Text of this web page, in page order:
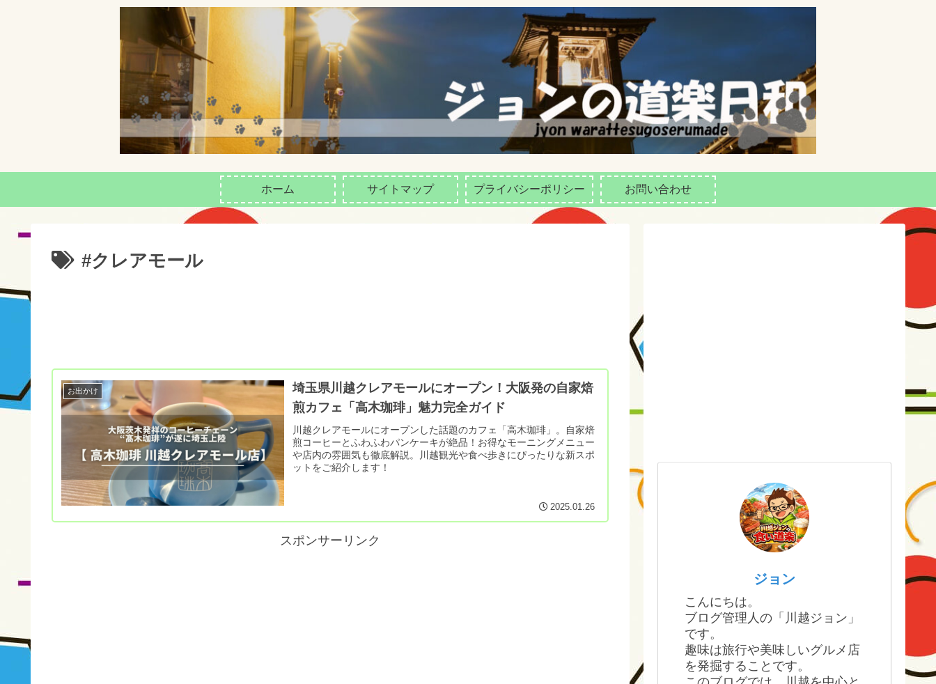
ホーム サイトマップ プライバシーポリシー お問い合わせ
#クレアモール
お出かけ
埼玉県川越クレアモールにオープン！大阪発の自家焙
煎カフェ「高木珈琲」魅力完全ガイド
川越クレアモールにオープンした話題のカフェ「高木珈琲」。自家焙
煎コーヒーとふわふわパンケーキが絶品！お得なモーニングメニュー
や店内の雰囲気も徹底解説。川越観光や食べ歩きにぴったりな新スポ
ットをご紹介します！
2025.01.26
スポンサーリンク
ジョン
こんにちは。
ブログ管理人の「川越ジョン」
です。
趣味は旅行や美味しいグルメ店
を発掘することです。